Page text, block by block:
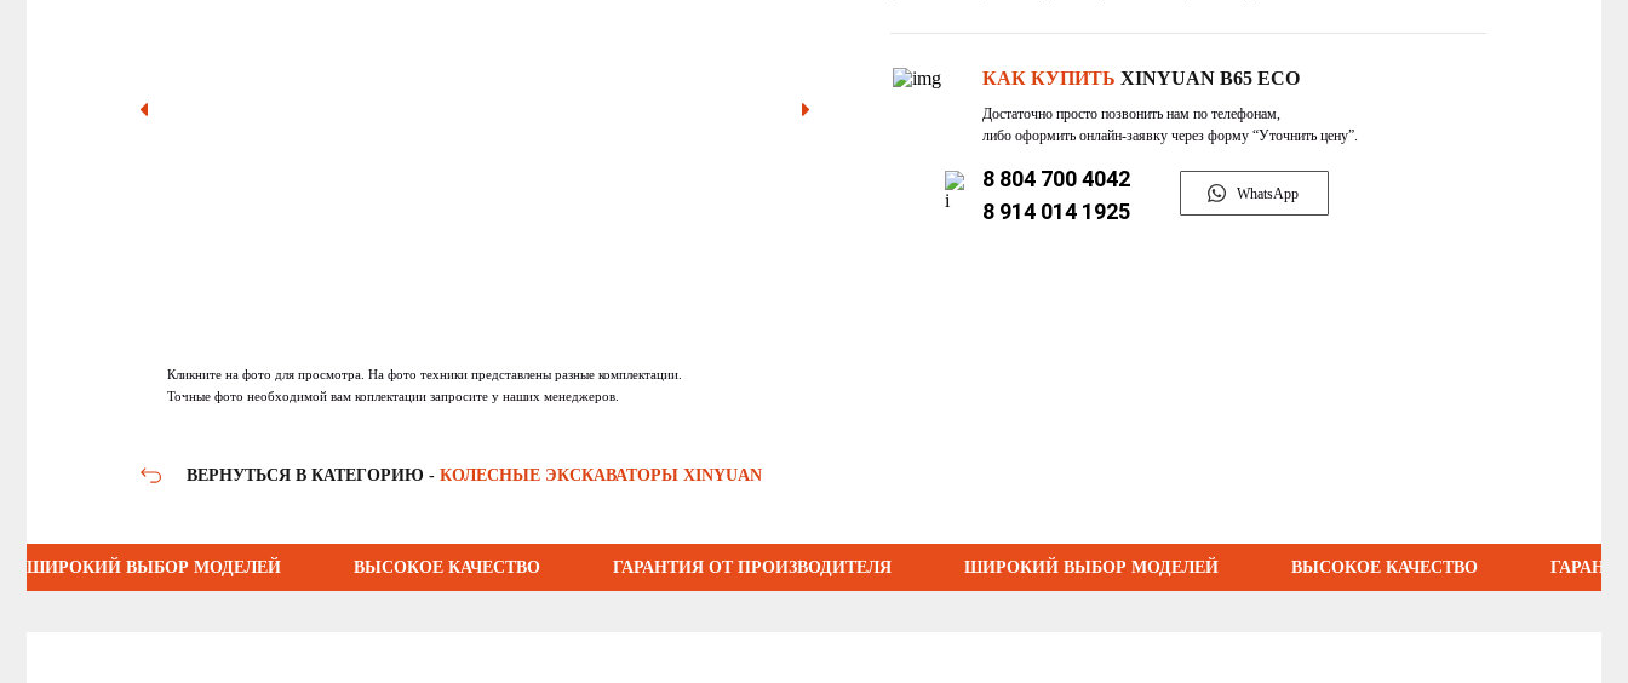
Кликните на фото для просмотра. На фото техники представлены разные комплектации.
Точные фото необходимой вам коплектации запросите у наших менеджеров.
ВЕРНУТЬСЯ В КАТЕГОРИЮ - КОЛЕСНЫЕ ЭКСКАВАТОРЫ XINYUAN
КАК КУПИТЬ XINYUAN B65 ECO
Достаточно просто позвонить нам по телефонам,
либо оформить онлайн‑заявку через форму “Уточнить цену”.
8 804 700 4042
8 914 014 1925
WhatsApp
ШИРОКИЙ ВЫБОР МОДЕЛЕЙ ВЫСОКОЕ КАЧЕСТВО ГАРАНТИЯ ОТ ПРОИЗВОДИТЕЛЯ ШИРОКИЙ ВЫБОР МОДЕЛЕЙ ВЫСОКОЕ КАЧЕСТВО